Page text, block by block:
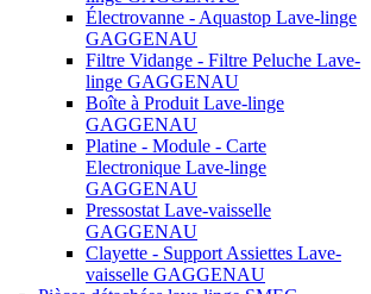
Électrovanne - Aquastop Lave-linge
GAGGENAU
Filtre Vidange - Filtre Peluche Lave-
linge GAGGENAU
Boîte à Produit Lave-linge
GAGGENAU
Platine - Module - Carte
Electronique Lave-linge
GAGGENAU
Pressostat Lave-vaisselle
GAGGENAU
Clayette - Support Assiettes Lave-
vaisselle GAGGENAU